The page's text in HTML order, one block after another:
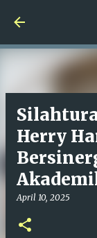
Herry
April 10, 2025